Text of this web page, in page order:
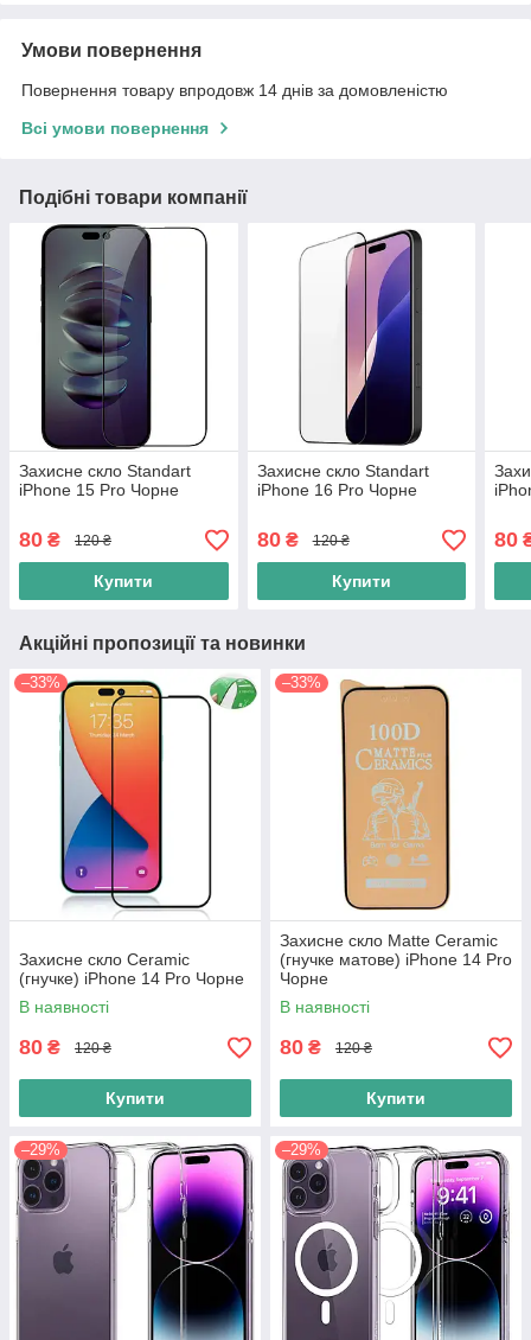
Умови повернення
Повернення товару впродовж 14 днів за домовленістю
Всі умови повернення
Подібні товари компанії
Захисне скло Standart
iPhone 15 Pro Чорне
80 ₴ 120 ₴
Купити
Захисне скло Standart
iPhone 16 Pro Чорне
80₴ 120 ₴
Купити
80
Акційні пропозиції та новинки
–33%
Захисне скло Ceramic
(гнучке) iPhone 14 Pro Чорне
В наявності
80 ₴ 120 ₴
Купити
–33%
Захисне скло Matte Ceramic
(гнучке матове) iPhone 14 Pro
Чорне
В наявності
80 ₴ 120 ₴
Купити
–29% –29%